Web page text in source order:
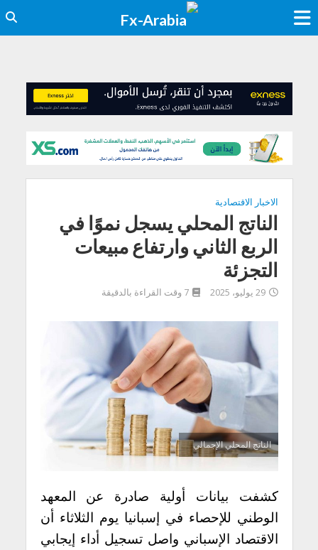
الاخبار الاقتصادية
الناتج المحلي يسجل نموًا في
الربع الثاني وارتفاع مبيعات
التجزئة
29 يوليو، 2025 7 وقت القراءة بالدقيقة
الناتج المحلي الإجمالي
كشفت بيانات أولية صادرة عن المعهد
الوطني للإحصاء في إسبانيا يوم الثلاثاء أن
الاقتصاد الإسباني واصل تسجيل أداء إيجابي